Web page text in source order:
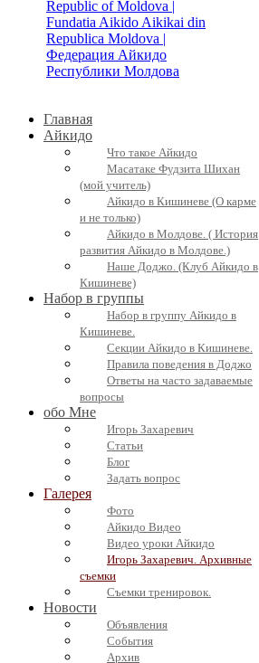
Главная
Айкидо
Что такое Айкидо
Масатаке Фудзита Шихан
(мой учитель)
Айкидо в Кишиневе (О карме
и не только)
Айкидо в Молдове. ( История
развития Айкидо в Молдове.)
Наше Доджо. (Клуб Айкидо в
Кишиневе)
Набор в группы
Набор в группу Айкидо в
Кишиневе.
Секции Айкидо в Кишиневе.
Правила поведения в Доджо
Ответы на часто задаваемые
вопросы
обо Мне
Игорь Захаревич
Статьи
Блог
Задать вопрос
Галерея
Фото
Айкидо Видео
Видео уроки Айкидо
Игорь Захаревич. Архивные
съемки
Съемки тренировок.
Новости
Объявления
События
Архив